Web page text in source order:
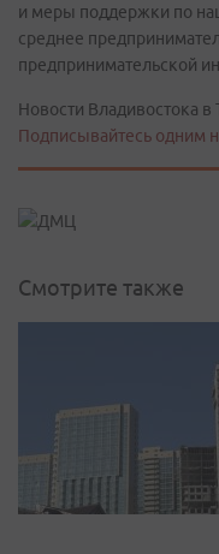
и меры поддержки по
среднее
предпринимательской
Новости Владивостока в
Подписывайтесь одним
Смотрите также